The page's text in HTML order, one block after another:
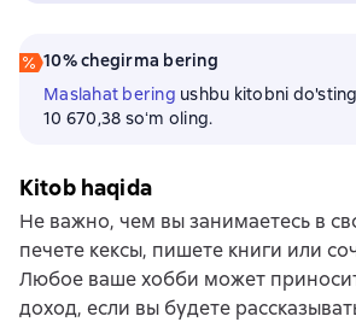
10% chegirma bering
Maslahat bering ushbu kitobni
10 670,38 soʻm oling.
Kitob haqida
Не важно, чем вы занимаетесь в
печете кексы, пишете книги или
Любое ваше хобби может
доход, если вы будете